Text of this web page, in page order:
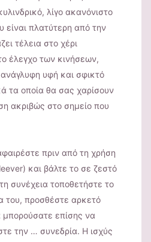
λίγο ακανόνιστο
είναι πλατύτερη από την
τέλεια στο χέρι
έλεγχο των κινήσεων,
υφή και σφικτό
τα οποία θα σας χαρίσουν
ακριβώς στο σημείο που
πριν από τη χρήση
και βάλτε το σε ζεστό
συνέχεια τοποθετήστε το
του, προσθέστε αρκετό
μπορούσατε επίσης να
την … συνεδρία. Η ισχύς